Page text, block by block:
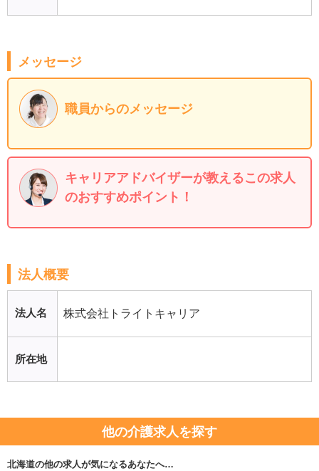
メッセージ
職員からのメッセージ
キャリアアドバイザーが教えるこの求人
のおすすめポイント！
法人概要
法人名 株式会社トライトキャリア
所在地
他の介護求人を探す
北海道の他の求人が気になるあなたへ…